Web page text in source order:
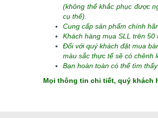
(không thể khắc phục được
cụ thể).
Cung cấp sản phẩm chính
Khách hàng mua SLL trên
Đối với quý khách đặt mua
màu sắc thực tế sẽ có chênh
Bạn hoàn toàn có thể tìm
Mọi thông tin chi tiết, quý khách